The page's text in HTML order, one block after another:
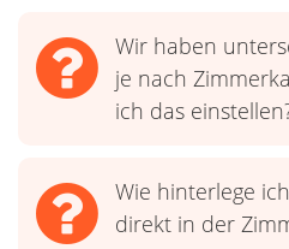
Wir haben
je nach
ich das
Wie hinterlege
direkt in der